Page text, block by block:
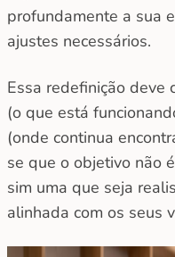
profundamente a sua
ajustes necessários.
Essa redefinição deve
(o que está
(onde continua
se que o objetivo não
sim uma que seja
alinhada com os seus